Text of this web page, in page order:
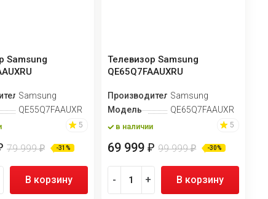
Samsung
Samsung
QE55Q7FAAUXRU
5
79 999₽ -31%
В корзину
Телевизор Samsung
QE65Q7FAAUXRU
ПроизводительSamsung
Модель
QE65Q7FAAUXRU
в наличии 5
69 999₽ 99 999₽ -30%
- + В корзину